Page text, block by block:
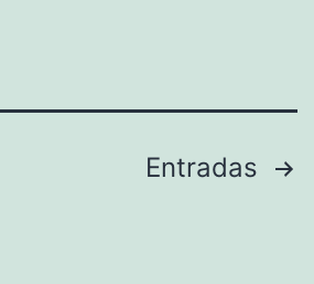
Entradas